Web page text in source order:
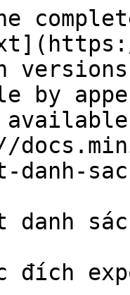
by
danh-
danh
đích